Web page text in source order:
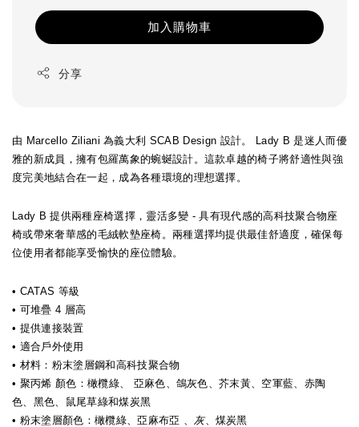
加入購物車
分享
由 Marcello Ziliani 為義大利 SCAB Design 設計。 Lady B 是迷人而優
雅的新成員，擁有包羅萬象的蜿蜒設計。這款卓越的椅子將舒適性與強
度完美地結合在一起，成為各種環境的理想選擇。
Lady B 提供兩種座椅選擇，靈活多變 - 具有現代感的高科技聚合物座
椅或帶來奢華感的毛絨軟墊座椅。兩種選擇均提供最佳舒適度，確保每
位使用者都能享受愉快的座位體驗。
• CATAS 等級
• 可堆疊 4 層高
• 提供連接裝置
• 適合戶外使用
• 材料：粉末塗層鋼和高科技聚合物
• 聚丙烯 顏色：橄欖綠、 亞麻色、鴿灰色、芥末黃、空軍藍、赤陶
色、黑色、鼠尾草綠和煤炭黑
• 粉末塗層顏色：橄欖綠、亞麻布亞 、 灰、煤炭黑